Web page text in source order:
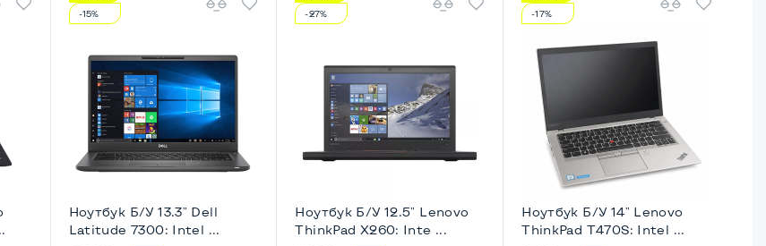
-15%
Ноутбук Б/У 13.3" Dell
Latitude 7300: Intel ...
-27%
Ноутбук Б/У 12.5" Lenovo
ThinkPad X260: Inte ...
-17%
Ноутбук Б/У 14" Lenovo
ThinkPad T470S: Intel ...